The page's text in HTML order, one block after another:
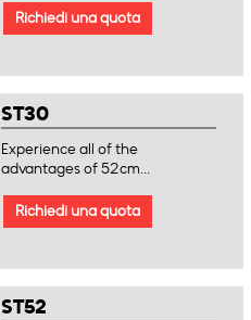
Richiedi una quota
ST30
Experience all of the
advantages of 52cm...
Richiedi una quota
ST52